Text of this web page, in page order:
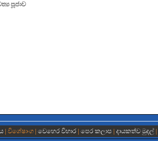
පූජාව
| විශේෂාංග | වෙහෙර විහාර | පෙර කලාප | දායකත්ව මුදල් |